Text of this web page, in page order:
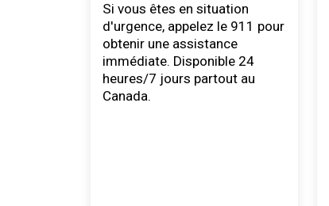
Si vous êtes en situation
d'urgence, appelez le 911 pour
obtenir une assistance
immédiate. Disponible 24
heures/7 jours partout au
Canada.